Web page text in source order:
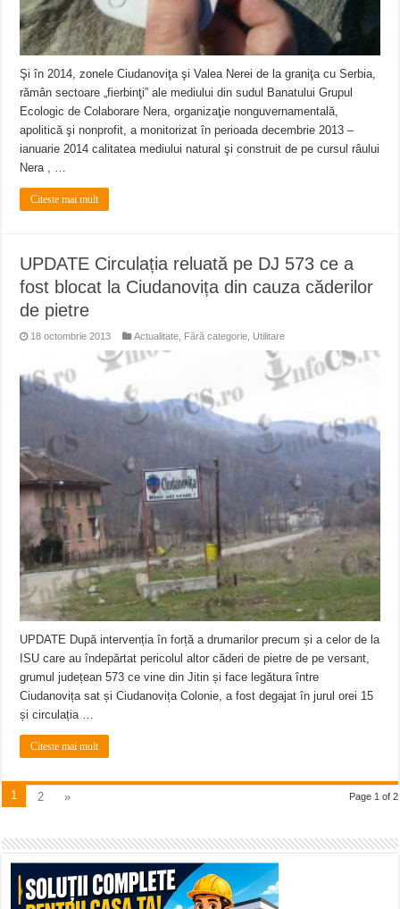
Şi în 2014, zonele Ciudanoviţa şi Valea Nerei de la graniţa cu Serbia,
rămân sectoare „fierbinţi” ale mediului din sudul Banatului Grupul
Ecologic de Colaborare Nera, organizaţie nonguvernamentală,
apolitică şi nonprofit, a monitorizat în perioada decembrie 2013 –
ianuarie 2014 calitatea mediului natural şi construit de pe cursul râului
Nera , …
Citeste mai mult
UPDATE Circulația reluată pe DJ 573 ce a
fost blocat la Ciudanovița din cauza căderilor
de pietre
18 octombrie 2013 Actualitate Fără categorie Utilitare
UPDATE După intervenția în forță a drumarilor precum și a celor de la
ISU care au îndepărtat pericolul altor căderi de pietre de pe versant,
grumul județean 573 ce vine din Jitin și face legătura între
Ciudanovița sat și Ciudanovița Colonie, a fost degajat în jurul orei 15
și circulația …
Citeste mai mult
Page 1 of 2
1 2 »